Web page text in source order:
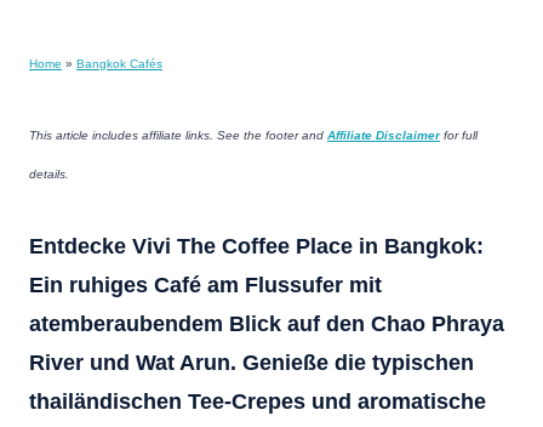
Home » Bangkok Cafés
This article includes affiliate links. See the footer and Affiliate Disclaimerfor full
details.
Entdecke Vivi The Coffee Place in Bangkok:
Ein ruhiges Café am Flussufer mit
atemberaubendem Blick auf den Chao Phraya
River und Wat Arun. Genieße die typischen
thailändischen Tee-Crepes und aromatische